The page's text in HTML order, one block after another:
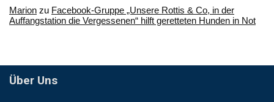
Marion zu Facebook-Gruppe „Unsere Rottis & Co, in der
Auffangstation die Vergessenen“ hilft geretteten Hunden in Not
Über Uns